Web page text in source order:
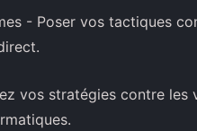
- Poser vos tactiques
vos stratégies contre les